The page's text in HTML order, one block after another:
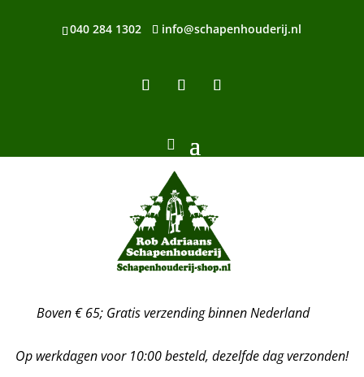
040 284 1302 info@schapenhouderij.nl
Boven € 65; Gratis verzending binnen Nederland
Op werkdagen voor 10:00 besteld, dezelfde dag verzonden!